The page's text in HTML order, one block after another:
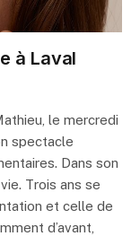
à Laval
le mercredi
spectacle
Dans son
Trois ans se
et celle de
d’avant,